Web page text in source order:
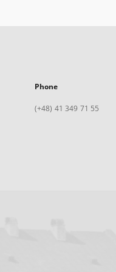
Phone
(+48) 41 349 71 55